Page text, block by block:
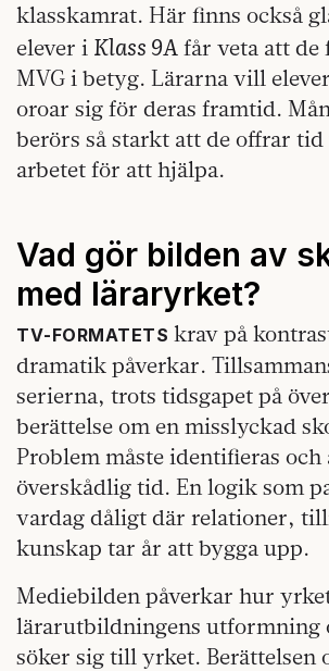
klasskamrat. Här finns också
elever i Klass 9A får veta att de
MVG i betyg. Lärarna vill
oroar sig för deras framtid.
berörs så starkt att de offrar
arbetet för att hjälpa.
Vad gör bilden av
med läraryrket?
TV‑FORMATETS krav på
dramatik påverkar.
serierna, trots tidsgapet på
berättelse om en misslyckad
Problem måste identifieras och
överskådlig tid. En logik som
vardag dåligt där relationer,
kunskap tar år att bygga upp.
Mediebilden påverkar hur
lärarutbildningens utformning
söker sig till yrket. Berättelsen